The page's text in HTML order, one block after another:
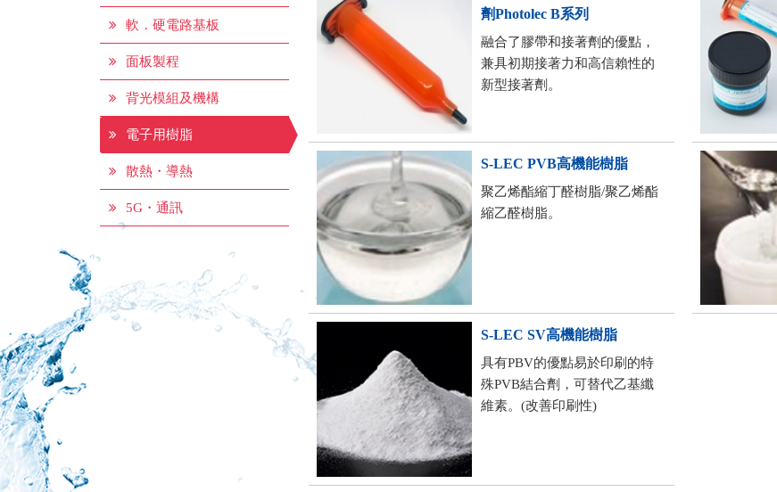
軟．硬電路基板
面板製程
背光模組及機構
電子用樹脂
散熱・導熱
5G・通訊
劑Photolec B系列
融合了膠帶和接著劑的優點，
兼具初期接著力和高信賴性的
新型接著劑。
S-LEC PVB高機能樹脂
聚乙烯酯縮丁醛樹脂/聚乙烯酯
縮乙醛樹脂。
S-LEC SV高機能樹脂
具有PBV的優點易於印刷的特
殊PVB結合劑，可替代乙基纖
維素。(改善印刷性)